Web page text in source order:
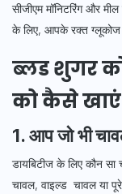
सीजीएम मॉनिटरिंग और
के लिए, आपके रक्त ग्लूकोज
ब्लड शुगर
को कैसे
1. आप जो भी
डायबिटीज के लिए कौन
चावल, वाइल्ड चावल या